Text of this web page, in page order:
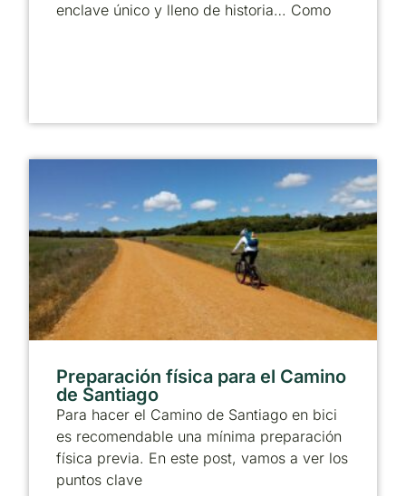
enclave único y lleno de historia… Como
Preparación física para el Camino
de Santiago
Para hacer el Camino de Santiago en bici
es recomendable una mínima preparación
física previa. En este post, vamos a ver los
puntos clave